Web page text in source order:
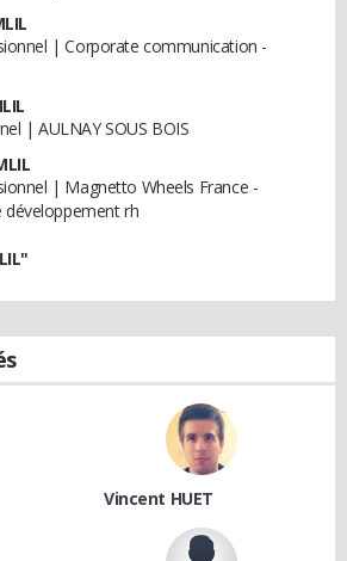
| Corporate communication -
| AULNAY SOUS BOIS
| Magnetto Wheels France -
développement rh
Vincent HUET